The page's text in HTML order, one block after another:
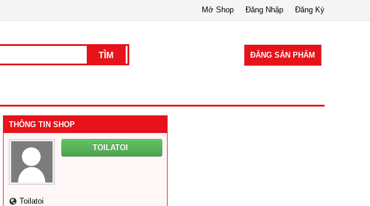
Đăng Ký
Đăng Nhập
Mở Shop
ĐĂNG SẢN PHẨM
THÔNG TIN SHOP
TOILATOI
Toilatoi